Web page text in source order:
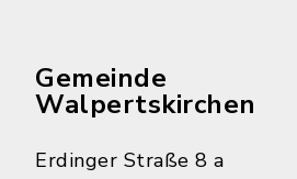
Gemeinde
Walpertskirchen
Erdinger Straße 8 a